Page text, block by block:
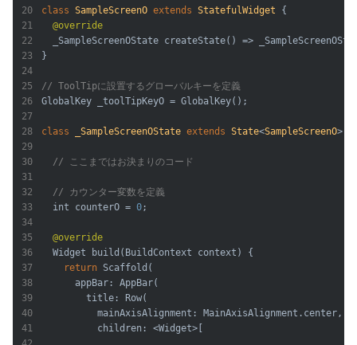
class SampleScreenO extends StatefulWidget
{
@override
_SampleScreenOState createState() =>
}
// ToolTipに設置するグローバルキーを定義
GlobalKey _toolTipKeyO = GlobalKey();
class _SampleScreenOState extends State<SampleScreenO>
// ここまではお決まりのコード
// カウンター変数を定義
int counterO = 0 ;
@override
  Widget build(BuildContext context) {
return Scaffold(
      appBar: AppBar(
        title: Row(
          mainAxisAlignment: MainAxisAlignment.center,
          children: <Widget>[